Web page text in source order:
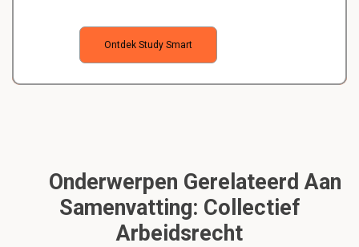
Ontdek Study Smart
Onderwerpen Gerelateerd Aan
Samenvatting: Collectief
Arbeidsrecht